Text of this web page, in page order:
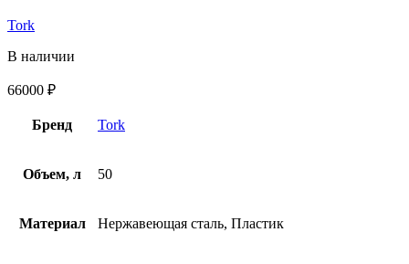
Tork
В наличии
66000 ₽
Бренд Tork
Объем, л 50
Материал Нержавеющая сталь, Пластик